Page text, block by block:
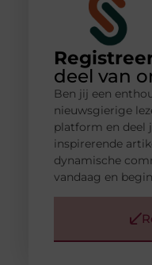
deel van
Ben jij een
nieuwsgierige
platform en deel
inspirerende
dynamische
vandaag en